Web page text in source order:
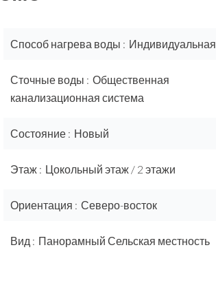
Способ нагрева воды Индивидуальная
Сточные воды
Общественная
канализационная система
Состояние Новый
Этаж Цокольный этаж / 2 этажи
Ориентация Северо-восток
Вид Панорамный Сельская местность